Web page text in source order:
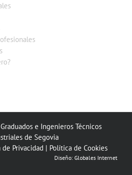
e Ingenieros Técnicos
de Segovia
de Privacidad | Política de Cookies
Diseño: Globales Internet